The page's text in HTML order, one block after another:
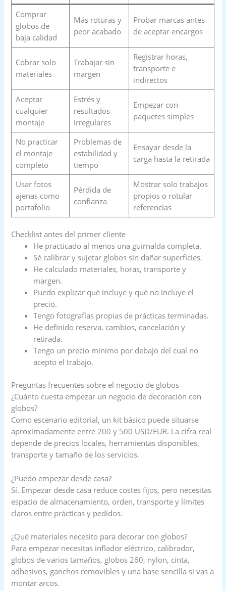
Comprar
globos de
baja calidad
Más roturas y
peor acabado
Probar marcas antes
de aceptar encargos
Cobrar solo
materiales
Trabajar sin
margen
Registrar horas,
transporte e
indirectos
Aceptar
cualquier
montaje
Estrés y
resultados
irregulares
Empezar con
paquetes simples
No practicar
el montaje
completo
Problemas de
estabilidad y
tiempo
Ensayar desde la
carga hasta la retirada
Usar fotos
ajenas como
portafolio
Pérdida de
confianza
Mostrar solo trabajos
propios o rotular
referencias
Checklist antes del primer cliente
He practicado al menos una guirnalda completa.
Sé calibrar y sujetar globos sin dañar superficies.
He calculado materiales, horas, transporte y
margen.
Puedo explicar qué incluye y qué no incluye el
precio.
Tengo fotografías propias de prácticas terminadas.
He definido reserva, cambios, cancelación y
retirada.
Tengo un precio mínimo por debajo del cual no
acepto el trabajo.
Preguntas frecuentes sobre el negocio de globos
¿Cuánto cuesta empezar un negocio de decoración con
globos?
Como escenario editorial, un kit básico puede situarse
aproximadamente entre 200 y 500 USD/EUR. La cifra real
depende de precios locales, herramientas disponibles,
transporte y tamaño de los servicios.
¿Puedo empezar desde casa?
Sí. Empezar desde casa reduce costes fijos, pero necesitas
espacio de almacenamiento, orden, transporte y límites
claros entre prácticas y pedidos.
¿Qué materiales necesito para decorar con globos?
Para empezar necesitas inflador eléctrico, calibrador,
globos de varios tamaños, globos 260, nylon, cinta,
adhesivos, ganchos removibles y una base sencilla si vas a
montar arcos.